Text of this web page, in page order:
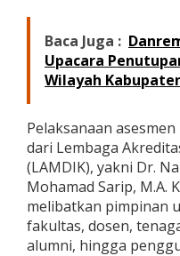
b
P
e
a
h
a
n
k
a
n
P
Baca Juga :
Upacara
Wilayah
Pelaksanaan
dari Lembaga
(LAMDIK), yakni Dr.
Mohamad Sarip, M.A.
melibatkan pimpinan
fakultas, dosen,
alumni, hingga